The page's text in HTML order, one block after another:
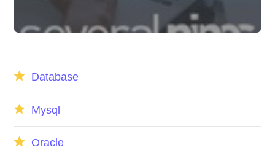
Database
Mysql
Oracle